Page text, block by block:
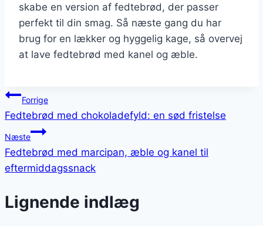
skabe en version af fedtebrød, der passer
perfekt til din smag. Så næste gang du har
brug for en lækker og hyggelig kage, så overvej
at lave fedtebrød med kanel og æble.
Indlægsnavigation
Forrige
Fedtebrød med chokoladefyld: en sød fristelse
Næste
Fedtebrød med marcipan, æble og kanel til
eftermiddagssnack
Lignende indlæg